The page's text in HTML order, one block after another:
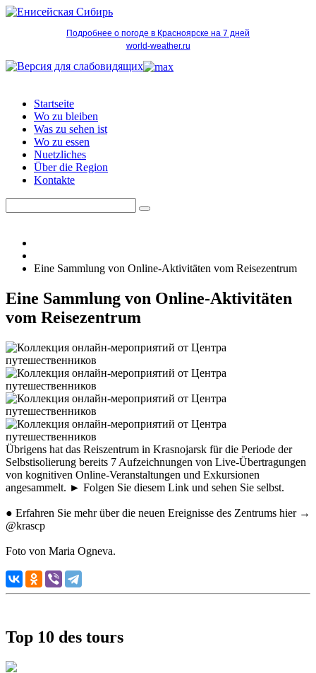
Подробнее о погоде в Красноярске на 7 дней
world-weather.ru
Startseite
Wo zu bleiben
Was zu sehen ist
Wo zu essen
Nuetzliches
Über die Region
Kontakte
Eine Sammlung von Online-Aktivitäten vom Reisezentrum
Eine Sammlung von Online-Aktivitäten
vom Reisezentrum
Übrigens hat das Reiszentrum in Krasnojarsk für die Periode der
Selbstisolierung bereits 7 Aufzeichnungen von Live-Übertragungen
von kognitiven Online-Veranstaltungen und Exkursionen
angesammelt. ► Folgen Sie diesem Link und sehen Sie selbst.
● Erfahren Sie mehr über die neuen Ereignisse des Zentrums hier →
@krascp
Foto von Maria Ogneva.
Top 10 des tours